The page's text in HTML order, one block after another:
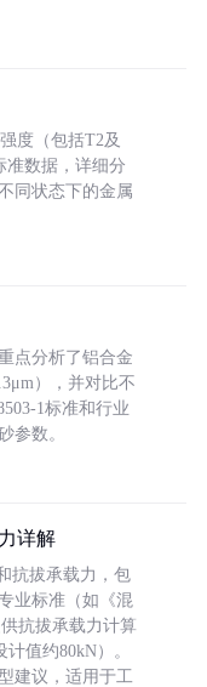
度（包括T2及
准数据，详细分
同状态下的金属
点分析了铝合金
），并对比不
1标准和行业
参数。
详解
抗拔承载力，包
业标准（如《混
抗拔承载力计算
值约80kN）。
建议，适用于工